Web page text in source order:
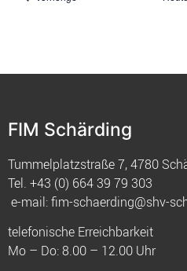
FIM Schärding
Tummelplatzstraße 7, 4780
Tel. +43 (0) 664 39 79 303
e-mail:fim-schaerding@shv-
telefonische Erreichbarkeit
Mo – Do: 8.00 – 12.00 Uhr